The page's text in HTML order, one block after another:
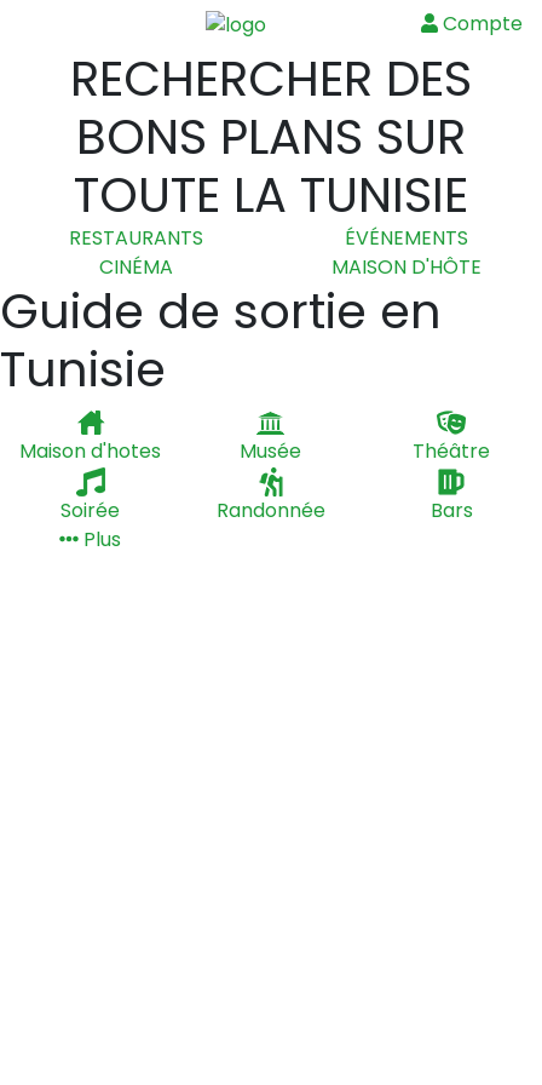
Compte
RECHERCHER DES
BONS PLANS SUR
TOUTE LA TUNISIE
RESTAURANTS
ÉVÉNEMENTS
CINÉMA
MAISON D'HÔTE
Guide de sortie en
Tunisie
Maison d'hotes Musée Théâtre
Soirée Randonnée
Bars
Plus